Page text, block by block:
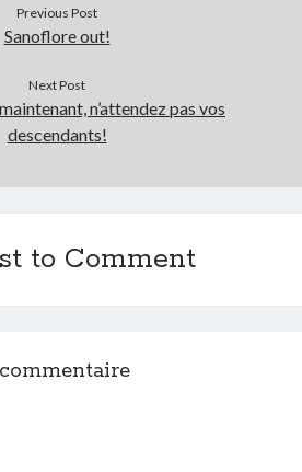
Previous Post
Sanoflore out!
Next Post
n’attendez pas vos
descendants!
to Comment